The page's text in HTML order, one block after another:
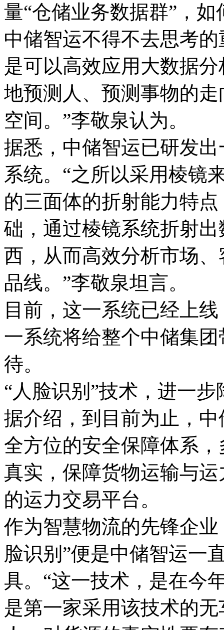
量“仓储业务数据群”，
中储智运不得不去思考
是可以高效应用大数据
地预测人、预测事物的
空间。”李敬泉认为。
据悉，中储智运已研发
系统。“之所以采用棱镜
的三面体的折射能力特
础，通过棱镜系统折射
西，从而高效分析市场
品线。”李敬泉坦言。
目前，这一系统已经上
一系统将给整个中储集
待。
“人脸识别”技术，进一
据介绍，到目前为止，
全方位的安全保障体系
真实，保障货物运输与
的运力交易平台。
作为智慧物流的先锋企
脸识别”便是中储智运一
具。“这一技术，是在今
是第一家采用该技术的